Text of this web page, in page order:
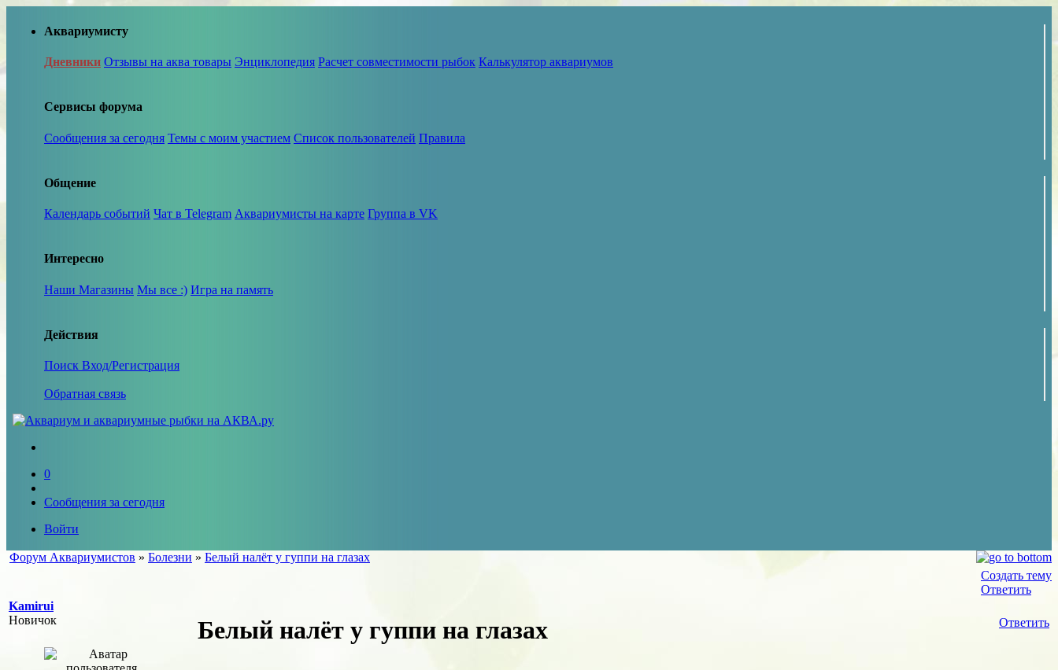
Аквариумисту
Дневники Отзывы на аква товары Энциклопедия Расчет совместимости рыбок Калькулятор аквариумов
Сервисы форума
Сообщения за сегодня Темы с моим участием Список пользователей Правила
Общение
Календарь событий Чат в Telegram Аквариумисты на карте Группа в VK
Интересно
Наши Магазины Мы все :) Игра на память
Действия
Поиск Вход/Регистрация
Обратная связь
0
Сообщения за сегодня
Войти
Форум Аквариумистов » Болезни » Белый налёт у гуппи на глазах
Создать тему
Ответить
Kamirui
Новичок
Ответить
Белый налёт у гуппи на глазах